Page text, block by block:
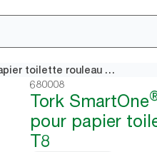
Tork SmartOne® Distributeur pour papier toilette rouleau noir T8
680008
Tork SmartOne
pour papier
T8